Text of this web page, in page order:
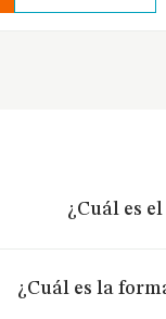
¿Cuál es
¿Cuál es la